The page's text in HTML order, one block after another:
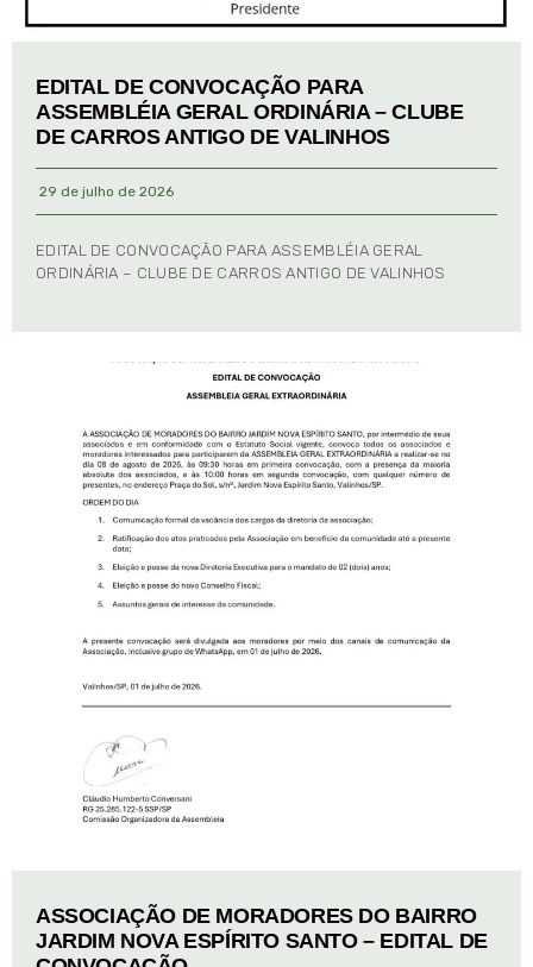
EDITAL DE CONVOCAÇÃO PARA
ASSEMBLÉIA GERAL ORDINÁRIA – CLUBE
DE CARROS ANTIGO DE VALINHOS
29 de julho de 2026
EDITAL DE CONVOCAÇÃO PARA ASSEMBLÉIA GERAL
ORDINÁRIA – CLUBE DE CARROS ANTIGO DE VALINHOS
ASSOCIAÇÃO DE MORADORES DO BAIRRO
JARDIM NOVA ESPÍRITO SANTO – EDITAL DE